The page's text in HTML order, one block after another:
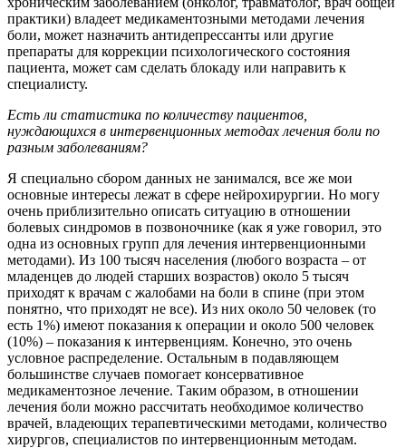
практики) владеет медикаментозными методами лечения
боли, может назначить антидепрессанты или другие
препараты для коррекции психологического состояния
пациента, может сам сделать блокаду или направить к
специалисту.
Есть ли статистика по количеству пациентов,
нуждающихся в интервенционных методах лечения боли по
разным заболеваниям?
Я специально сбором данных не занимался, все же мои
основные интересы лежат в сфере нейрохирургии. Но могу
очень приблизительно описать ситуацию в отношении
болевых синдромов в позвоночнике (как я уже говорил, это
одна из основных групп для лечения интервенционными
методами). Из 100 тысяч населения (любого возраста – от
младенцев до людей старших возрастов) около 5 тысяч
приходят к врачам с жалобами на боли в спине (при этом
понятно, что приходят не все). Из них около 50 человек (то
есть 1%) имеют показания к операции и около 500 человек
(10%) – показания к интервенциям. Конечно, это очень
условное распределение. Остальным в подавляющем
большинстве случаев помогает консервативное
медикаментозное лечение. Таким образом, в отношении
лечения боли можно рассчитать необходимое количество
врачей, владеющих терапевтическими методами, количество
хирургов, специалистов по интервенционным методам.